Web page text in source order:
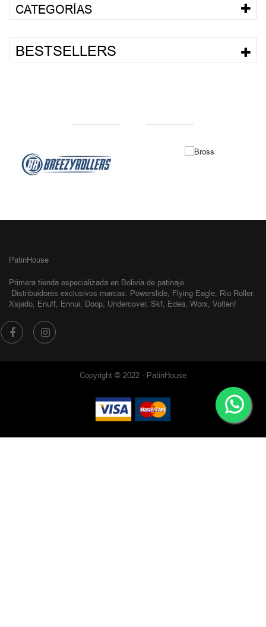
CATEGORÍAS
BESTSELLERS
PatinHouse
Primera tienda especializada en Bolivia de patinaje.
Distribuidores exclusivos marcas: Powerslide, Flying Eagle, Rio Roller,
Xsjado, Enuff, Ennui, Doop, Undercover, Skf, Edea, Worx, Volten!
Copyright © 2022 - PatinHouse